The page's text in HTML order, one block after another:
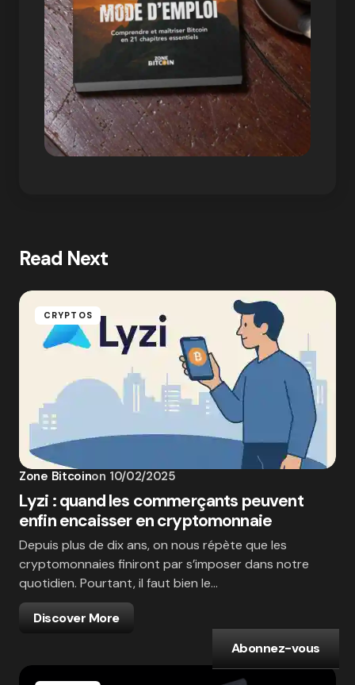
Read Next
CRYPTOS
Zone Bitcoinon 10/02/2025
Lyzi : quand les commerçants peuvent
enfin encaisser en cryptomonnaie
Depuis plus de dix ans, on nous répète que les
cryptomonnaies finiront par s’imposer dans notre
quotidien. Pourtant, il faut bien le…
Discover More
Abonnez-vous